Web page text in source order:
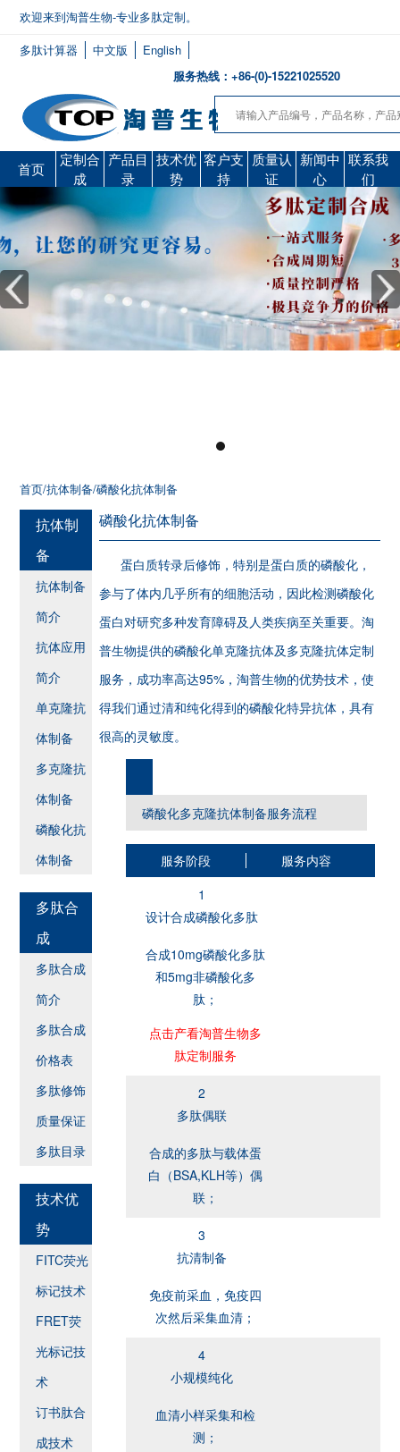
欢迎来到淘普生物-专业多肽定制。
多肽计算器
中文版
English
服务热线：+86-(0)-15221025520
首页
定制合
成
产品目
录
技术优
势
客户支
持
质量认
证
新闻中
心
联系我
们
首页/抗体制备/磷酸化抗体制备
抗体制
备
抗体制备
简介
抗体应用
简介
单克隆抗
体制备
多克隆抗
体制备
磷酸化抗
体制备
多肽合
成
多肽合成
简介
多肽合成
价格表
多肽修饰
质量保证
多肽目录
技术优
势
FITC荧光
标记技术
FRET荧
光标记技
术
订书肽合
成技术
磷酸化抗体制备
蛋白质转录后修饰，特别是蛋白质的磷酸化，
参与了体内几乎所有的细胞活动，因此检测磷酸化
蛋白对研究多种发育障碍及人类疾病至关重要。淘
普生物提供的磷酸化单克隆抗体及多克隆抗体定制
服务，成功率高达95%，淘普生物的优势技术，使
得我们通过清和纯化得到的磷酸化特异抗体，具有
很高的灵敏度。
磷酸化多克隆抗体制备服务流程
服务阶段
服务内容
1
设计合成磷酸化多肽
合成10mg磷酸化多肽
和5mg非磷酸化多
肽；
点击产看淘普生物多
肽定制服务
2
多肽偶联
合成的多肽与载体蛋
白（BSA,KLH等）偶
联；
3
抗清制备
免疫前采血，免疫四
次然后采集血清；
4
小规模纯化
血清小样采集和检
测；